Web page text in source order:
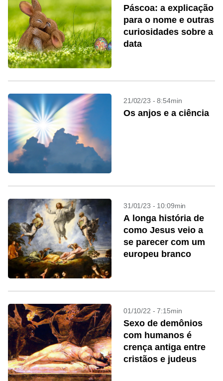
Páscoa: a explicação
para o nome e outras
curiosidades sobre a
data
21/02/23 - 8:54min
Os anjos e a ciência
31/01/23 - 10:09min
A longa história de
como Jesus veio a
se parecer com um
europeu branco
01/10/22 - 7:15min
Sexo de demônios
com humanos é
crença antiga entre
cristãos e judeus